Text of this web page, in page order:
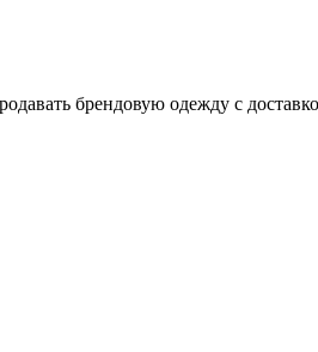
брендовую одежду с